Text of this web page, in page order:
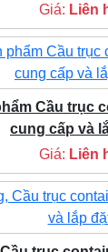
Giá: Liên
Cầu trục
cung cấp và
Giá: Liên